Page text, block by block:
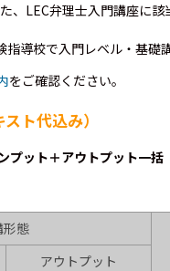
、LEC弁理士入門講座に
指導校で入門レベル・基礎
をご確認ください。
スト代込み）
プット＋アウトプット一括
形態
アウトプット